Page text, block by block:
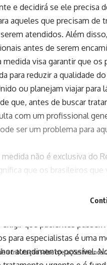
e decidirá se ele precisa
aqueles que precisam
atendidos. Além
antes de serem
visa garantir que os
para reduzir a qualidade
ou planejam viajar para
que, antes de buscar
com um profissional
ser um problema para
não é exclusiva do
que os brasileiros
dessas mudanças e
para especialistas é uma
atendimento possível.
a tributação sobre operações